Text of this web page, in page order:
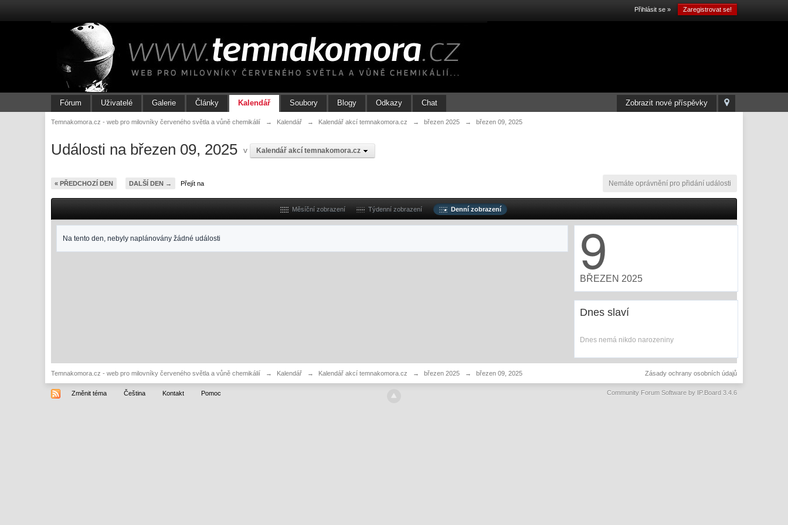
Přihlásit se » Zaregistrovat se!
Zobrazit nové příspěvky
Fórum Uživatelé Galerie Články Kalendář Soubory Blogy Odkazy Chat
Temnakomora.cz - web pro milovníky červeného světla a vůně chemikálií → Kalendář → Kalendář akcí temnakomora.cz → březen 2025 → březen 09, 2025
Události na březen 09, 2025 v Kalendář akcí temnakomora.cz
« PŘEDCHOZÍ DEN DALŠÍ DEN → Přejít na Nemáte oprávnění pro přidání události
Měsíční zobrazení Týdenní zobrazení Denní zobrazení
Na tento den, nebyly naplánovány žádné události 9
BŘEZEN 2025
Dnes slaví
Dnes nemá nikdo narozeniny
Temnakomora.cz - web pro milovníky červeného světla a vůně chemikálií → Kalendář → Kalendář akcí temnakomora.cz → březen 2025 → březen 09, 2025 Zásady ochrany osobních údajů
Změnit téma Čeština Kontakt Pomoc Community Forum Software by IP.Board 3.4.6